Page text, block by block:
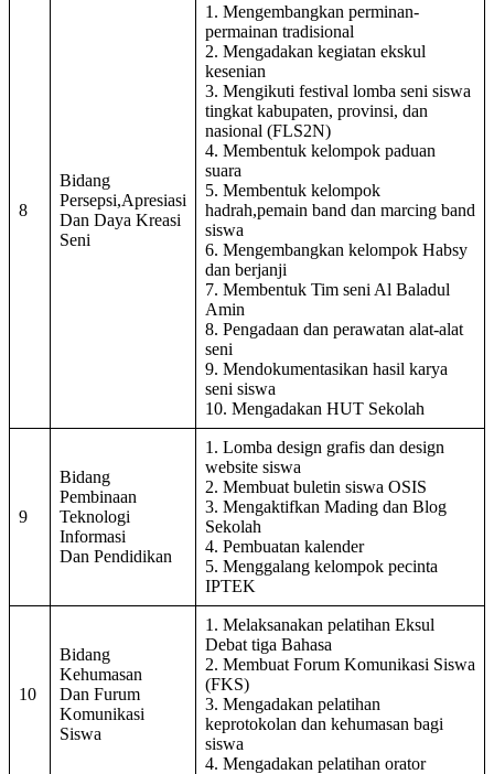
8
Bidang
Persepsi,Apresiasi
Dan Daya Kreasi
Seni
1. Mengembangkan perminan-
permainan tradisional
2. Mengadakan kegiatan ekskul
kesenian
3. Mengikuti festival lomba seni siswa
tingkat kabupaten, provinsi, dan
nasional (FLS2N)
4. Membentuk kelompok paduan
suara
5. Membentuk kelompok
hadrah,pemain band dan marcing band
siswa
6. Mengembangkan kelompok Habsy
dan berjanji
7. Membentuk Tim seni Al Baladul
Amin
8. Pengadaan dan perawatan alat-alat
seni
9. Mendokumentasikan hasil karya
seni siswa
10. Mengadakan HUT Sekolah
9
Bidang
Pembinaan
Teknologi
Informasi
Dan Pendidikan
1. Lomba design grafis dan design
website siswa
2. Membuat buletin siswa OSIS
3. Mengaktifkan Mading dan Blog
Sekolah
4. Pembuatan kalender
5. Menggalang kelompok pecinta
IPTEK
10
Bidang
Kehumasan
Dan Furum
Komunikasi
Siswa
1. Melaksanakan pelatihan Eksul
Debat tiga Bahasa
2. Membuat Forum Komunikasi Siswa
(FKS)
3. Mengadakan pelatihan
keprotokolan dan kehumasan bagi
siswa
4. Mengadakan pelatihan orator